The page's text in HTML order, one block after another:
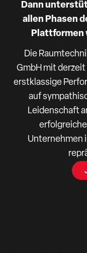
Dann
allen Phasen
Plattformen
Die
GmbH mit
erstklassige
auf
Leidenschaft
Unternehmen